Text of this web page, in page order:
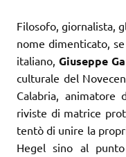
Filosofo, giornalista,
nome dimenticato,
italiano,Giuseppe
culturale del
Calabria, animatore
riviste di matrice
tentò di unire la
Hegel sino al